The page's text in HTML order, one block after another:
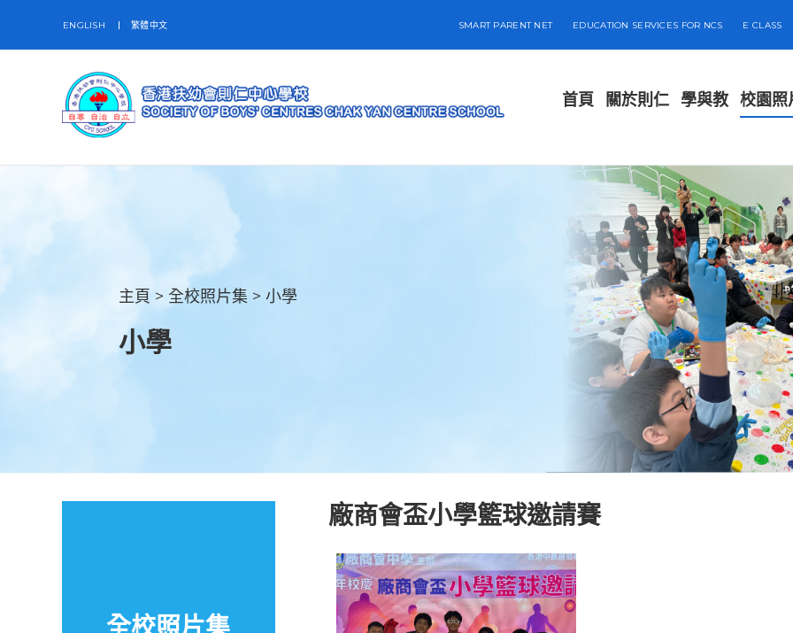
ENGLISH 繁體中文 SMART PARENT NET EDUCATION SERVICES FOR NCS E CLASS
首頁 關於則仁 學與教 校園照
主頁 > 全校照片集 >小學
小學
全校照片集
廠商會盃小學籃球邀請賽